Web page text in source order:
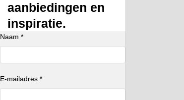
aanbiedingen en
inspiratie.
Naam *
E-mailadres *